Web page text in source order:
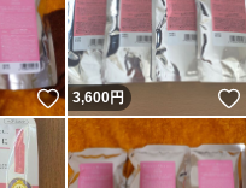
いいね！
3,600円